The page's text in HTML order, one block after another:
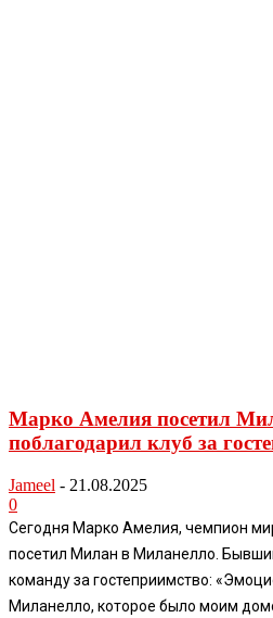
Марко Амелия посетил
поблагодарил клуб за
Jameel - 21.08.2025
0
Сегодня Марко Амелия, чемпион
посетил Милан в Миланелло.
команду за гостеприимство:
Миланелло, которое было моим